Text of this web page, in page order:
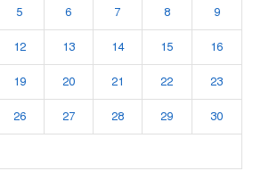
5 6 7 8 9
12 13 14 15 16
19 20 21 22 23
26 27 28 29 30